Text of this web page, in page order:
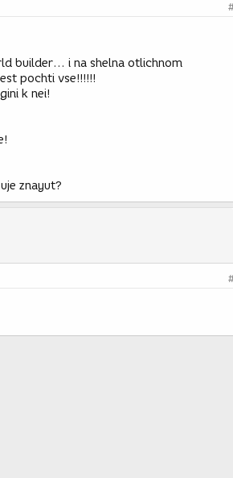
builder... i na shelna otlichnom
pochti vse!!!!!!
k nei!
znayut?